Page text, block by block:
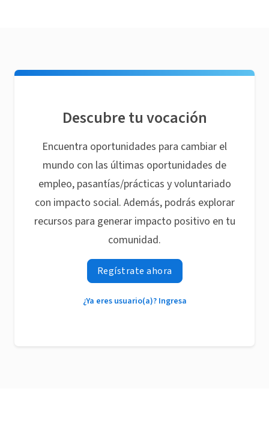
Descubre tu vocación
Encuentra oportunidades para cambiar el
mundo con las últimas oportunidades de
empleo, pasantías/prácticas y voluntariado
con impacto social. Además, podrás explorar
recursos para generar impacto positivo en tu
comunidad.
Regístrate ahora
¿Ya eres usuario(a)? Ingresa